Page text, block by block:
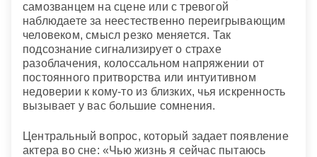
самозванцем на сцене или с тревогой
наблюдаете за неестественно переигрывающим
человеком, смысл резко меняется. Так
подсознание сигнализирует о страхе
разоблачения, колоссальном напряжении от
постоянного притворства или интуитивном
недоверии к кому-то из близких, чья искренность
вызывает у вас большие сомнения.
Центральный вопрос, который задает появление
актера во сне: «Чью жизнь я сейчас пытаюсь